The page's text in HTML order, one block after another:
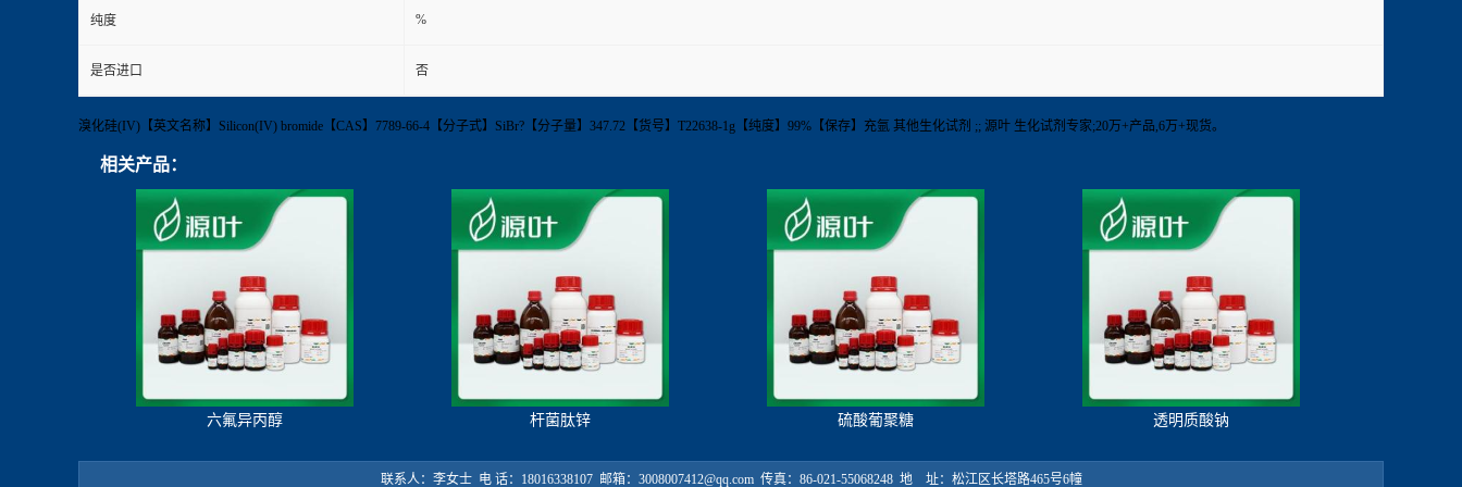
纯度 %
是否进口 否
溴化硅(IV)【英文名称】Silicon(IV) bromide【CAS】7789-66-4【分子式】SiBr?【分子量】347.72【货号】T22638-1g【纯度】99%【保存】充氩 其他生化试剂 ;; 源叶 生化试剂专家;20万+产品,6万+现货。
相关产品：
六氟异丙醇 杆菌肽锌 硫酸葡聚糖 透明质酸钠
联系人：李女士 电 话：18016338107 邮箱：3008007412@qq.com 传真：86-021-55068248 地 址：松江区长塔路465号6幢